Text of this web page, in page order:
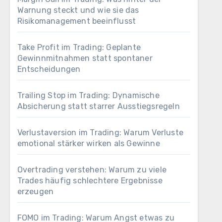
Warnung steckt und wie sie das
Risikomanagement beeinflusst
Take Profit im Trading: Geplante
Gewinnmitnahmen statt spontaner
Entscheidungen
Trailing Stop im Trading: Dynamische
Absicherung statt starrer Ausstiegsregeln
Verlustaversion im Trading: Warum Verluste
emotional stärker wirken als Gewinne
Overtrading verstehen: Warum zu viele
Trades häufig schlechtere Ergebnisse
erzeugen
FOMO im Trading: Warum Angst etwas zu